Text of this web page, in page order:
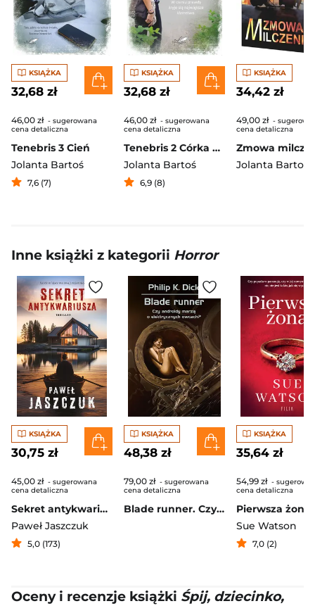
KSIĄŻKA
32,68 zł
46,00 zł - sugerowana
cena detaliczna
Tenebris 3 Cień
Jolanta Bartoś
7,6 (7)
KSIĄŻKA
32,68 zł
46,00 zł - sugerowana
cena detaliczna
Tenebris 2 Córka mordercy
Jolanta Bartoś
6,9 (8)
KSIĄŻKA
34,42 zł
49,00 zł -
cena detaliczna
Jolanta Bartoś
Inne książki z kategorii Horror
KSIĄŻKA
30,75 zł
45,00 zł - sugerowana
cena detaliczna
Sekret antykwariusza
Paweł Jaszczuk
5,0 (173)
KSIĄŻKA
48,38 zł
79,00 zł - sugerowana
cena detaliczna
Blade runner. Czy androidy marzą o elektrycznych owcach?
KSIĄŻKA
35,64 zł
54,99 zł -
cena detaliczna
Pierwsza żona
Sue Watson
7,0 (2)
Oceny i recenzje książki Śpij, dziecinko,